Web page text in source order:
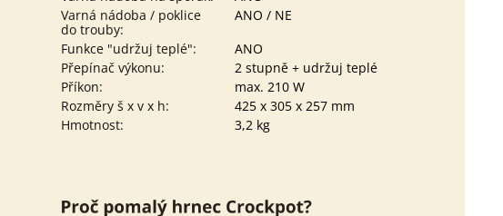
Varná nádoba / poklice
do trouby:
ANO / NE
Funkce "udržuj teplé":
ANO
Přepínač výkonu:
2 stupně + udržuj teplé
Příkon:
max. 210 W
Rozměry š x v x h:
425 x 305 x 257 mm
Hmotnost: 3,2 kg